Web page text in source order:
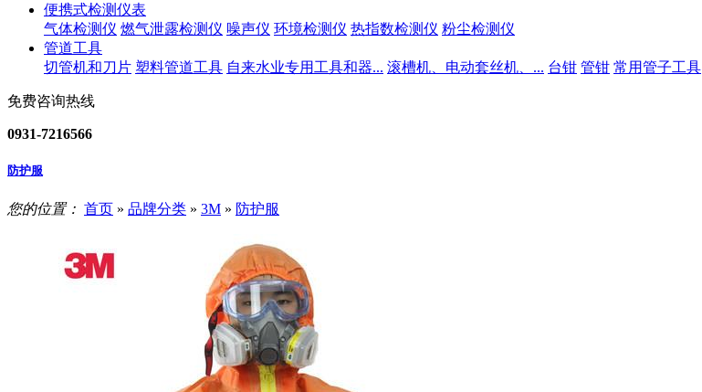
便携式检测仪表
气体检测仪 燃气泄露检测仪 噪声仪 环境检测仪 热指数检测仪 粉尘检测仪
管道工具
切管机和刀片 塑料管道工具 自来水业专用工具和器... 滚槽机、电动套丝机、... 台钳 管钳 常用管子工具
免费咨询热线
0931-7216566
防护服
您的位置： 首页 » 品牌分类 » 3M » 防护服